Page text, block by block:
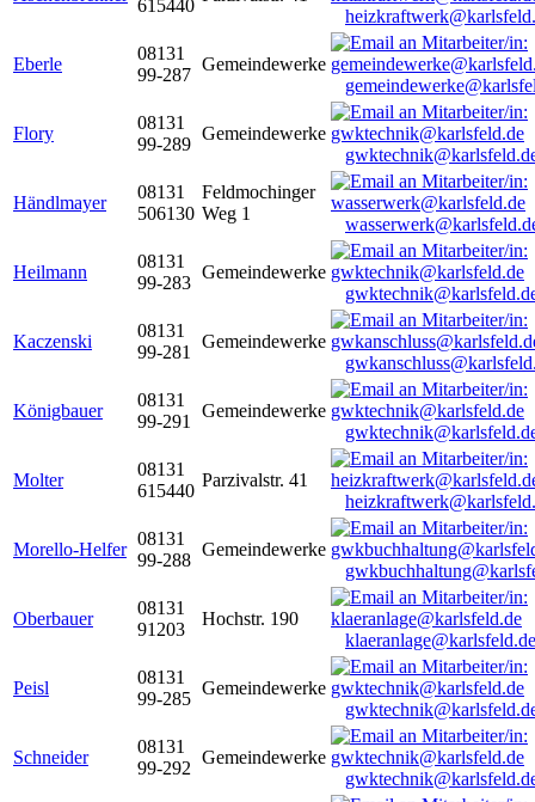
615440
Eberle
08131
99-287
Gemeindewerke
Flory
08131
99-289
Gemeindewerke
Händlmayer
08131
506130
Feldmochinger
Weg 1
Heilmann
08131
99-283
Gemeindewerke
Kaczenski
08131
99-281
Gemeindewerke
Königbauer
08131
99-291
Gemeindewerke
Molter
08131
615440
Parzivalstr. 41
Morello-Helfer
08131
99-288
Gemeindewerke
Oberbauer
08131
91203
Hochstr. 190
klaeranlage@karlsfeld.de
Peisl
08131
99-285
Gemeindewerke
Schneider
08131
99-292
Gemeindewerke